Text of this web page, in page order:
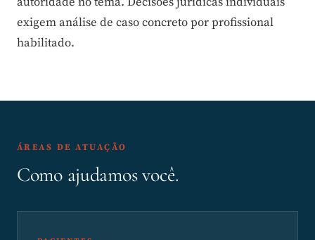
exigem análise de caso concreto por profissional
habilitado.
ÁREAS DE ATUAÇÃO
Como ajudamos você.